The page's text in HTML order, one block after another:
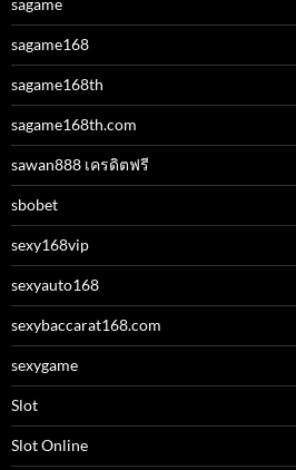
sagame
sagame168
sagame168th
sagame168th.com
sawan888 เครดิตฟรี
sbobet
sexy168vip
sexyauto168
sexybaccarat168.com
sexygame
Slot
Slot Online